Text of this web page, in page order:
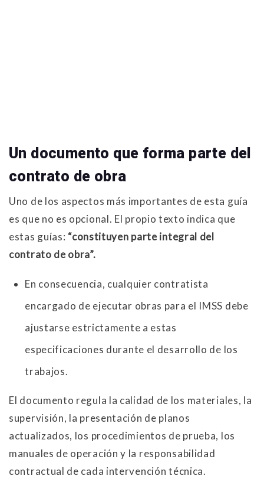
Un documento que forma parte del
contrato de obra
Uno de los aspectos más importantes de esta guía
es que no es opcional. El propio texto indica que
estas guías: “constituyen parte integral del
contrato de obra”.
En consecuencia, cualquier contratista
encargado de ejecutar obras para el IMSS debe
ajustarse estrictamente a estas
especificaciones durante el desarrollo de los
trabajos.
El documento regula la calidad de los materiales, la
supervisión, la presentación de planos
actualizados, los procedimientos de prueba, los
manuales de operación y la responsabilidad
contractual de cada intervención técnica.